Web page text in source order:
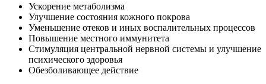
Ускорение метаболизма
Улучшение состояния кожного покрова
Уменьшение отеков и иных воспалительных процессов
Повышение местного иммунитета
Стимуляция центральной нервной системы и улучшение
психического здоровья
Обезболивающее действие